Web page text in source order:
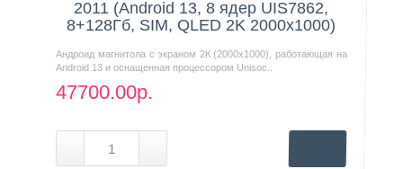
2011 (Android 13, 8 ядер UIS7862,
8+128Гб, SIM, QLED 2K 2000x1000)
Андроид магнитола с экраном 2К (2000х1000), работающая на
Android 13 и оснащенная процессором Unisoc..
47700.00р.